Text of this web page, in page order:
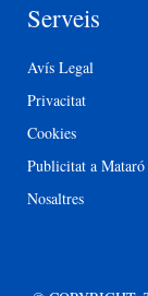
Serveis
Avís Legal
Privacitat
Cookies
Publicitat a
Nosaltres